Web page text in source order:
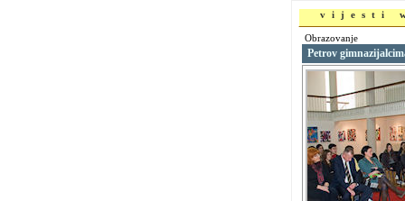
vijesti
Obrazovanje
Petrov